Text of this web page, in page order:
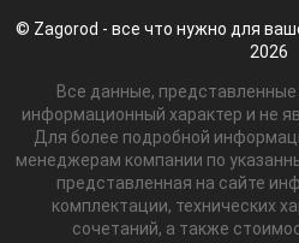
© Zagorod - все что нужно для
2026
Все данные, представленные
информационный характер и не
Для более подробной
менеджерам компании по
представленная на сайте
комплектации, технических
сочетаний, а также